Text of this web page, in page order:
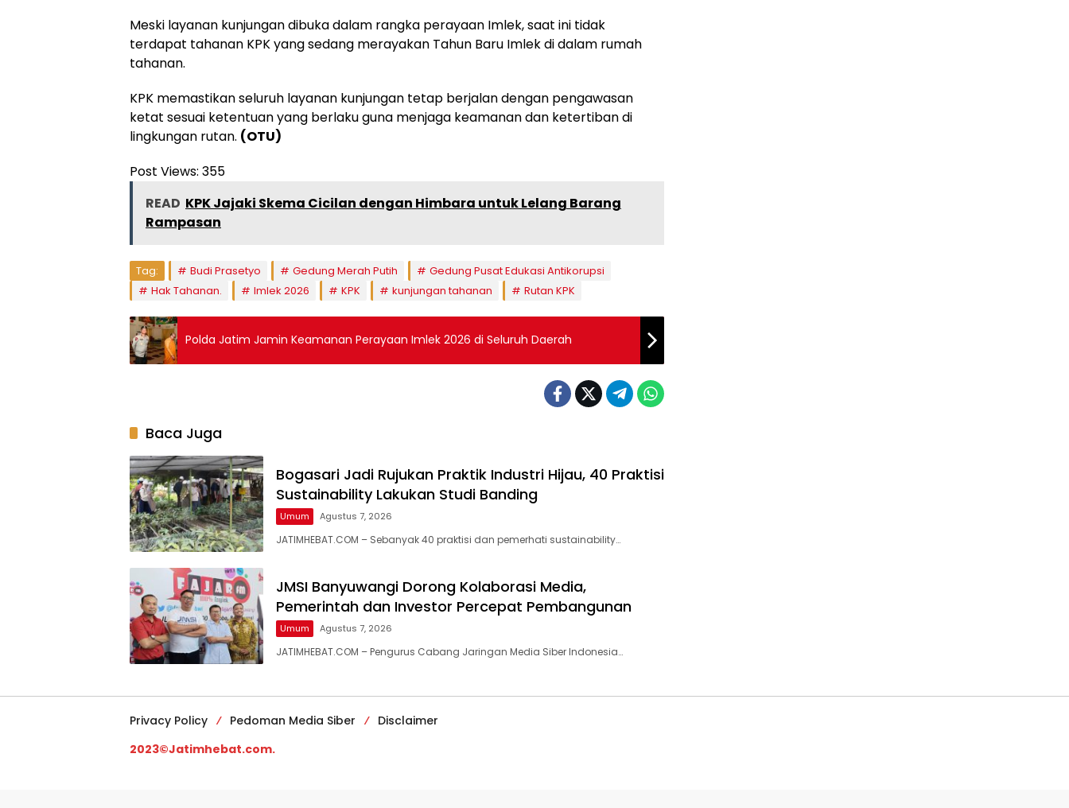
Meski layanan kunjungan dibuka dalam rangka perayaan Imlek, saat ini tidak
terdapat tahanan KPK yang sedang merayakan Tahun Baru Imlek di dalam rumah
tahanan.
KPK memastikan seluruh layanan kunjungan tetap berjalan dengan pengawasan
ketat sesuai ketentuan yang berlaku guna menjaga keamanan dan ketertiban di
lingkungan rutan. (OTU)
Post Views: 355
READ KPK Jajaki Skema Cicilan dengan Himbara untuk Lelang Barang
Rampasan
Tag: Budi Prasetyo Gedung Merah Putih
Gedung Pusat Edukasi Antikorupsi
Hak Tahanan.
Imlek 2026 KPK kunjungan tahanan Rutan KPK
Polda Jatim Jamin Keamanan Perayaan Imlek 2026 di Seluruh Daerah
Baca Juga
Bogasari Jadi Rujukan Praktik Industri Hijau, 40 Praktisi
Sustainability Lakukan Studi Banding
Umum Agustus 7, 2026
JATIMHEBAT.COM – Sebanyak 40 praktisi dan pemerhati sustainability…
JMSI Banyuwangi Dorong Kolaborasi Media,
Pemerintah dan Investor Percepat Pembangunan
Umum Agustus 7, 2026
JATIMHEBAT.COM – Pengurus Cabang Jaringan Media Siber Indonesia…
Privacy Policy Pedoman Media Siber
Disclaimer
2023©Jatimhebat.com.